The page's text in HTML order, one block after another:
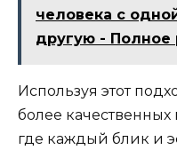
человека с
другую - Полное
Используя этот
более
где каждый блик и